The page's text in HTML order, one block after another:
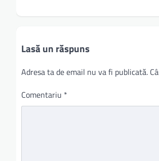
articole
Lasă un răspuns
Adresa ta de email nu va fi publicată.
Comentariu *